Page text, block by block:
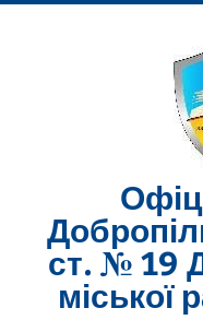
Skip
ст. № 19
міської